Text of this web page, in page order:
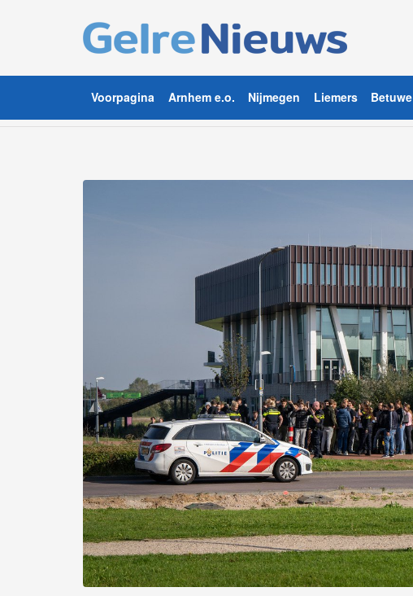
Voorpagina Arnhem e.o. Nijmegen Liemers Betuwe